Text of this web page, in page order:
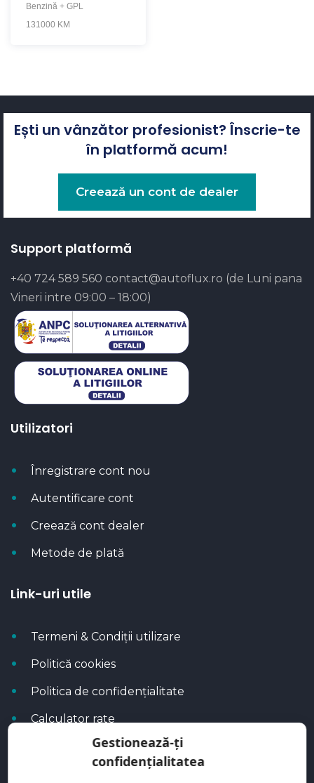
Gestionează-ți
confidențialitatea
Benzină + GPL
131000 KM
Ești un vânzător profesionist? Înscrie-te
în platformă acum!
Creează un cont de dealer
Support platformă
+40 724 589 560 contact@autoflux.ro (de Luni pana
Vineri intre 09:00 – 18:00)
Utilizatori
Înregistrare cont nou
Autentificare cont
Creează cont dealer
Metode de plată
Link-uri utile
Termeni & Condiții utilizare
Politică cookies
Politica de confidențialitate
Calculator rate
Blog Autoflux